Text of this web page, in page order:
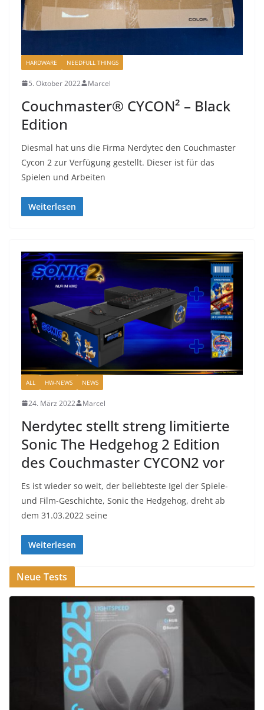
HARDWARE NEEDFULL THINGS
5. Oktober 2022 Marcel
Couchmaster® CYCON² – Black
Edition
Diesmal hat uns die Firma Nerdytec den Couchmaster
Cycon 2 zur Verfügung gestellt. Dieser ist für das
Spielen und Arbeiten
Weiterlesen
ALL HW-NEWS NEWS
24. März 2022 Marcel
Nerdytec stellt streng limitierte
Sonic The Hedgehog 2 Edition
des Couchmaster CYCON2 vor
Es ist wieder so weit, der beliebteste Igel der Spiele-
und Film-Geschichte, Sonic the Hedgehog, dreht ab
dem 31.03.2022 seine
Weiterlesen
Neue Tests